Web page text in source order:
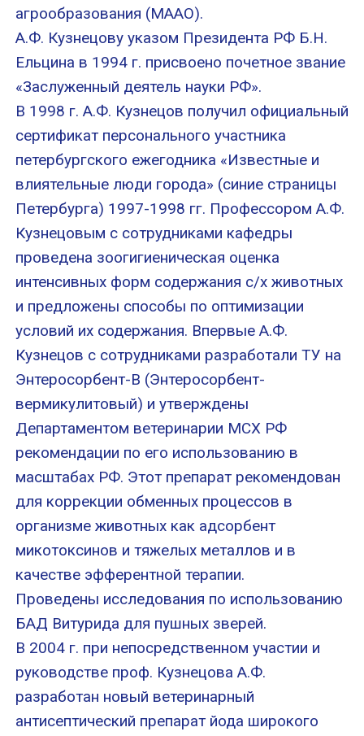
агрообразования (МААО).
А.Ф. Кузнецову указом Президента РФ Б.Н.
Ельцина в 1994 г. присвоено почетное звание
«Заслуженный деятель науки РФ».
В 1998 г. А.Ф. Кузнецов получил официальный
сертификат персонального участника
петербургского ежегодника «Известные и
влиятельные люди города» (синие страницы
Петербурга) 1997-1998 гг. Профессором А.Ф.
Кузнецовым с сотрудниками кафедры
проведена зоогигиеническая оценка
интенсивных форм содержания с/х животных
и предложены способы по оптимизации
условий их содержания. Впервые А.Ф.
Кузнецов с сотрудниками разработали ТУ на
Энтеросорбент-В (Энтеросорбент-
вермикулитовый) и утверждены
Департаментом ветеринарии МСХ РФ
рекомендации по его использованию в
масштабах РФ. Этот препарат рекомендован
для коррекции обменных процессов в
организме животных как адсорбент
микотоксинов и тяжелых металлов и в
качестве эфферентной терапии.
Проведены исследования по использованию
БАД Витурида для пушных зверей.
В 2004 г. при непосредственном участии и
руководстве проф. Кузнецова А.Ф.
разработан новый ветеринарный
антисептический препарат йода широкого